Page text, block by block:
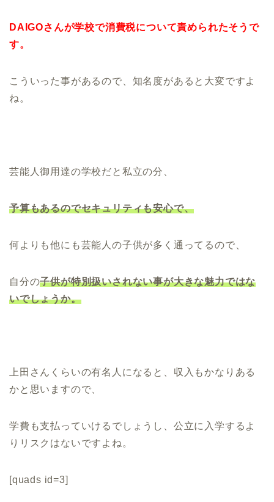
DAIGOさんが学校で消費税について責められたそうで
す。
こういった事があるので、知名度があると大変ですよ
ね。
芸能人御用達の学校だと私立の分、
予算もあるのでセキュリティも安心で、
何よりも他にも芸能人の子供が多く通ってるので、
自分の子供が特別扱いされない事が大きな魅力ではな
いでしょうか。
上田さんくらいの有名人になると、収入もかなりある
かと思いますので、
学費も支払っていけるでしょうし、公立に入学するよ
りリスクはないですよね。
[quads id=3]